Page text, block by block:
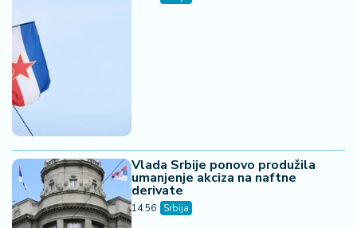
Vlada Srbije ponovo produžila
umanjenje akciza na naftne
derivate
14:56 Srbija